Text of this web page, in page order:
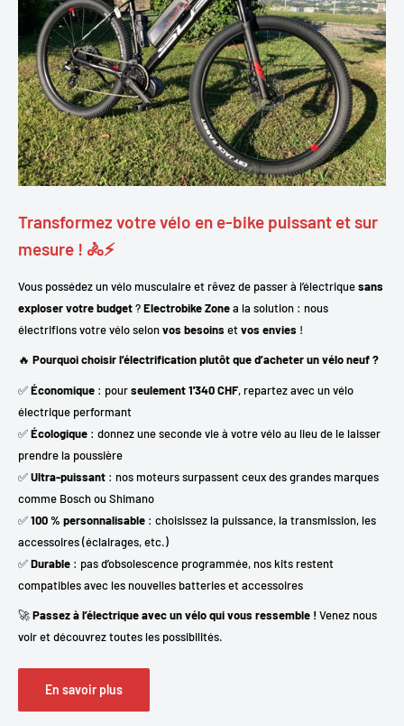
Transformez votre vélo en e-bike puissant et sur
mesure ! 🚴⚡
Vous possédez un vélo musculaire et rêvez de passer à l’électriquesans
exploser votre budget?Electrobike Zonea la solution : nous
électrifions votre vélo selonvos besoins etvos envies !
🔥 Pourquoi choisir l’électrification plutôt que d’acheter un vélo neuf ?
✅Économique : pourseulement 1'340 CHF, repartez avec un vélo
électrique performant
✅Écologique : donnez une seconde vie à votre vélo au lieu de le laisser
prendre la poussière
✅Ultra-puissant : nos moteurs surpassent ceux des grandes marques
comme Bosch ou Shimano
✅100 % personnalisable : choisissez la puissance, la transmission, les
accessoires (éclairages, etc.)
✅Durable : pas d’obsolescence programmée, nos kits restent
compatibles avec les nouvelles batteries et accessoires
🚀Passez à l’électrique avec un vélo qui vous ressemble !Venez nous
voir et découvrez toutes les possibilités.
En savoir plus